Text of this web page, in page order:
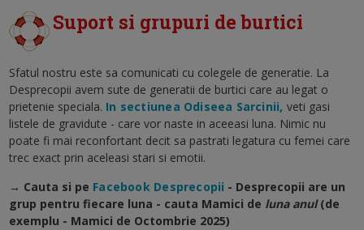
Suport si grupuri de burtici
Sfatul nostru este sa comunicati cu colegele de generatie. La
Desprecopii avem sute de generatii de burtici care au legat o
prietenie speciala. In sectiunea Odiseea Sarcinii, veti gasi
listele de gravidute - care vor naste in aceeasi luna. Nimic nu
poate fi mai reconfortant decit sa pastrati legatura cu femei care
trec exact prin aceleasi stari si emotii.
→ Cauta si pe Facebook Desprecopii - Desprecopii are un
grup pentru fiecare luna - cauta Mamici de luna anul (de
exemplu - Mamici de Octombrie 2025)